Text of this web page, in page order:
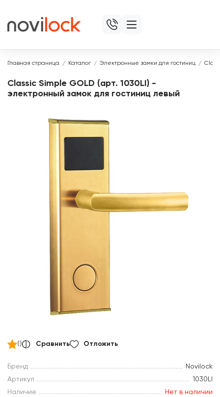
Главная страница Каталог Электронные замки для гостиниц
Classic Simple GOLD (арт. 1030LI) -
электронный замок для гостиниц левый
() Сравнить Отложить
Бренд
Novilock
Артикул
1030LI
Наличие
Нет в наличии